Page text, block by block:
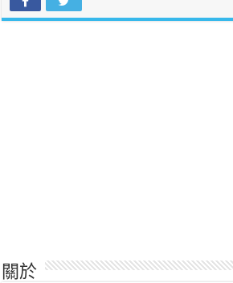
關於